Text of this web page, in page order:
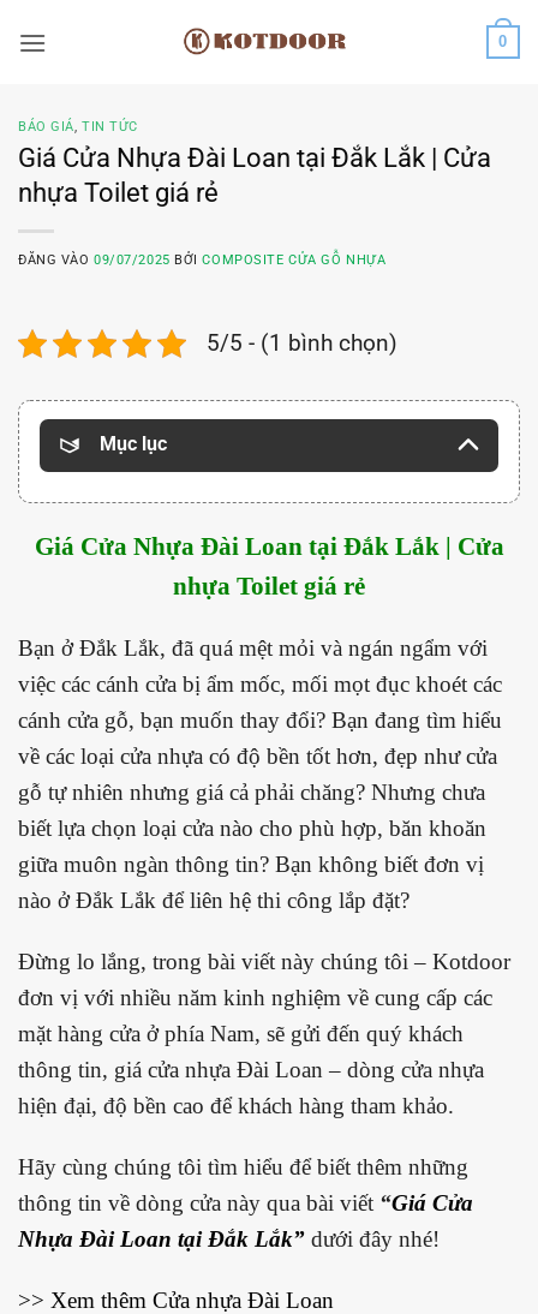
qua
0
BÁO GIÁ,TIN TỨC
Giá Cửa Nhựa Đài Loan tại Đắk Lắk | Cửa
nhựa Toilet giá rẻ
ĐĂNG VÀO09/07/2025 BỞICOMPOSITE CỬA GỖ NHỰA
5/5 - (1 bình chọn)
Mục lục
Giá Cửa Nhựa Đài Loan tại Đắk Lắk | Cửa
nhựa Toilet giá rẻ
Bạn ở Đắk Lắk, đã quá mệt mỏi và ngán ngẩm với
việc các cánh cửa bị ẩm mốc, mối mọt đục khoét các
cánh cửa gỗ, bạn muốn thay đổi? Bạn đang tìm hiểu
về các loại cửa nhựa có độ bền tốt hơn, đẹp như cửa
gỗ tự nhiên nhưng giá cả phải chăng? Nhưng chưa
biết lựa chọn loại cửa nào cho phù hợp, băn khoăn
giữa muôn ngàn thông tin? Bạn không biết đơn vị
nào ở Đắk Lắk để liên hệ thi công lắp đặt?
Đừng lo lắng, trong bài viết này chúng tôi – Kotdoor
đơn vị với nhiều năm kinh nghiệm về cung cấp các
mặt hàng cửa ở phía Nam, sẽ gửi đến quý khách
thông tin, giá cửa nhựa Đài Loan – dòng cửa nhựa
hiện đại, độ bền cao để khách hàng tham khảo.
Hãy cùng chúng tôi tìm hiểu để biết thêm những
thông tin về dòng cửa này qua bài viết “Giá Cửa
Nhựa Đài Loan tại Đắk Lắk” dưới đây nhé!
>> Xem thêm Cửa nhựa Đài Loan